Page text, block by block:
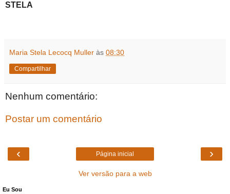
STELA
Maria Stela Lecocq Muller às 08:30
Compartilhar
Nenhum comentário:
Postar um comentário
‹ ›
Página inicial
Ver versão para a web
Eu Sou